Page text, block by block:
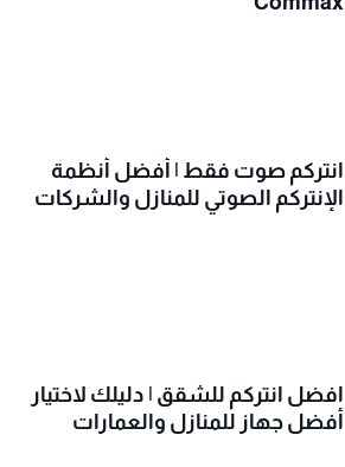
انتركم صوت فقط | أفضل أنظمة
الإنتركم الصوتي للمنازل والشركات
افضل انتركم للشقق | دليلك لاختيار
أفضل جهاز للمنازل والعمارات